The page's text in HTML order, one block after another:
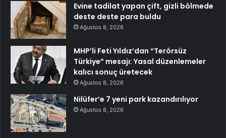
Evine tadilat yapan çift, gizli bölmede
deste deste para buldu
Ağustos 8, 2026
MHP’li Feti Yıldız’dan “Terörsüz
Türkiye” mesajı: Yasal düzenlemeler
kalıcı sonuç üretecek
Ağustos 8, 2026
Nilüfer’e 7 yeni park kazandırılıyor
Ağustos 8, 2026